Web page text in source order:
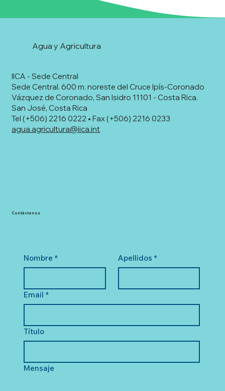
IICA - Sede Central
Sede Central. 600 m. noreste del Cruce Ipís-Coronado
Vázquez de Coronado, San Isidro 11101 - Costa Rica.
San José, Costa Rica
Tel (+506) 2216 0222 • Fax (+506) 2216 0233
agua.agricultura@iica.int
Agua y Agricultura
Nombre * Apellidos *
Email *
Título
Mensaje
Contáctenos